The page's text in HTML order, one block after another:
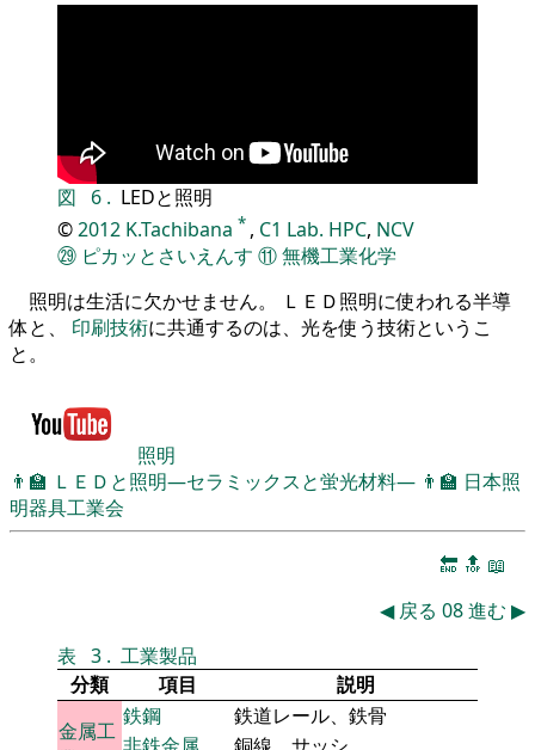
図 6 . LEDと照明
©2012 K.Tachibana * , C1 Lab. HPC, NCV
㉙ ピカッとさいえんす ⑪無機工業化学
照明は生活に欠かせません。 ＬＥＤ照明に使われる半導
体と、 印刷技術に共通するのは、光を使う技術というこ
と。
照明
👨‍🏫 ＬＥＤと照明―セラミックスと蛍光材料― 👨‍🏫 日本照
明器具工業会
🔚 🔝 📖
◀ 戻る 08進む ▶
表 3 . 工業製品
分類
項目
説明
金属工
鉄鋼
鉄道レール、鉄骨